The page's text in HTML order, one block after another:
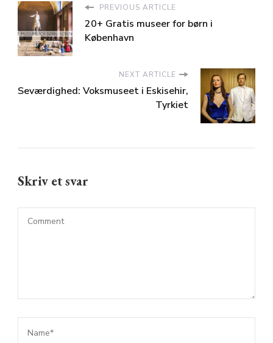
PREVIOUS ARTICLE
20+ Gratis museer for børn i
København
NEXT ARTICLE
Seværdighed: Voksmuseet i Eskisehir,
Tyrkiet
Skriv et svar